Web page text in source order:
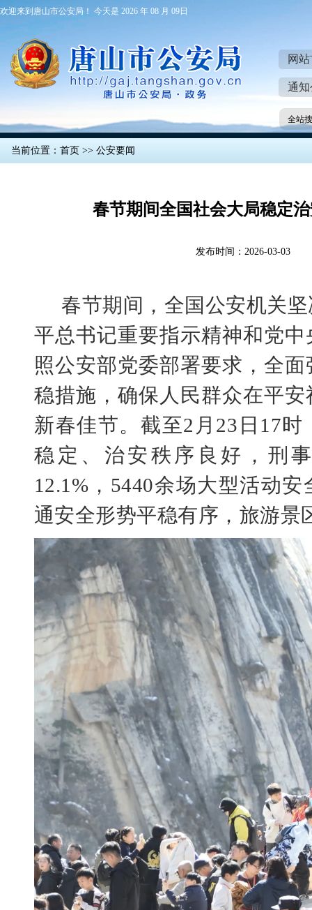
欢迎来到唐山市公安局！ 今天是 2026 年 08 月 09日
网
通
全站
当前位置： 首页 >> 公安要闻
春节期间全国社会大局稳定
发布时间：2026-03-03
春节期间，全国公安机关
平总书记重要指示精神和党
照公安部党委部署要求，全
稳措施，确保人民群众在平
新春佳节。截至2月23日17时
稳定、治安秩序良好，刑
12.1%，5440余场大型活动
通安全形势平稳有序，旅游景